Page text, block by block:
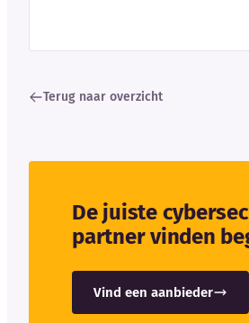
Terug naar overzicht
De juiste
partner vinden
Vind een aanbieder